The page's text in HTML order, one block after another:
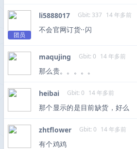
团员
li5888017 Gbit: 337 14 年多前
不会官网订货··闪
maqujing Gbit: 0 14 年多前
那么贵。。。。。
heibai Gbit: 0 14 年多前
那个显示的是目前缺货，好么
zhtflower Gbit: 0 14 年多前
有个鸡鸡